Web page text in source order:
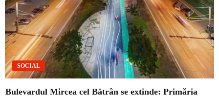
SOCIAL
Bulevardul Mircea cel Bătrân se extinde: Primăria